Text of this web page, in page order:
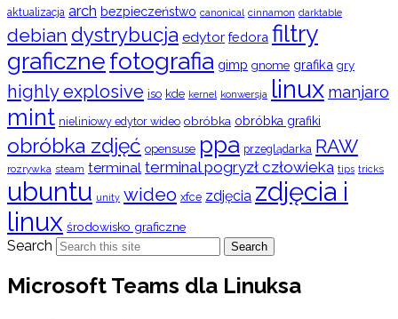
aktualizacja arch bezpieczeństwo canonical cinnamon darktable
debian dystrybucja edytor fedora filtry
graficznefotografia gimp gnome grafika gry
highly explosive iso kde kernel konwersja linux manjaro
mint nieliniowy edytor wideo obróbka obróbka grafiki
obróbka zdjęć opensuse ppa przeglądarka RAW
rozrywka steam terminal terminal pogryzł człowieka tips tricks
ubuntu unity wideo xfce zdjęcia zdjęcia i
linux środowisko graficzne
Search Search
Microsoft Teams dla Linuksa